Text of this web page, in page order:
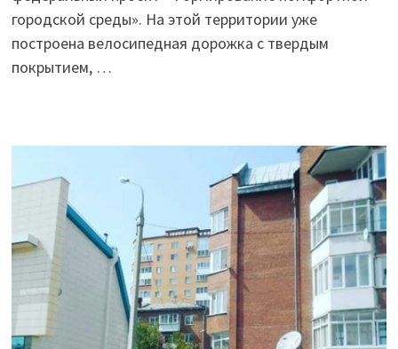
городской среды». На этой территории уже
построена велосипедная дорожка с твердым
покрытием, …